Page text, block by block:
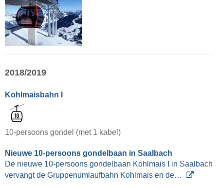
2018/2019
Kohlmaisbahn I
10-persoons gondel (met 1 kabel)
Nieuwe 10-persoons gondelbaan in Saalbach
De nieuwe 10-persoons gondelbaan Kohlmais I in Saalbach
vervangt de Gruppenumlaufbahn Kohlmais en de…